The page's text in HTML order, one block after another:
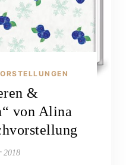
&
von Alina
2018